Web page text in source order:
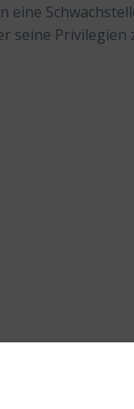
eine
seine Privilegien